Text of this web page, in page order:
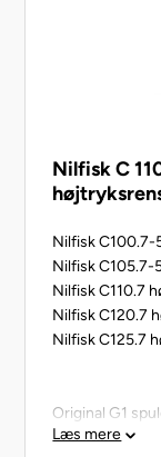
Nilfisk C
Nilfisk
Nilfisk
Nilfisk C110.7
Nilfisk C120.7
Nilfisk C125.7
Original G1
Læs mere